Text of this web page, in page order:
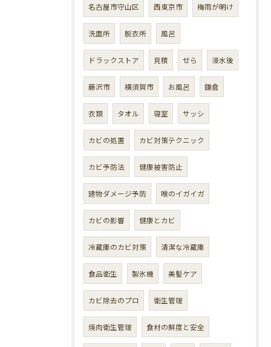
名古屋市守山区 西東京市 梅雨が明け
洗面所 脱衣所 風呂
ドラックストア 見積 せら 浸水後
藤沢市 横須賀市 お風呂 鎌倉
衣類 タオル 寝室 サッシ
カビの処置 カビ対策テクニック
カビ予防法 健康被害防止
建物ダメージ予防 喉のイガイガ
カビの影響 健康とカビ
冷蔵庫のカビ対策 清潔な冷蔵庫
食品衛生 製氷機 美髪ケア
カビ除去のプロ 衛生管理
焼肉衛生管理 食材の鮮度と安全